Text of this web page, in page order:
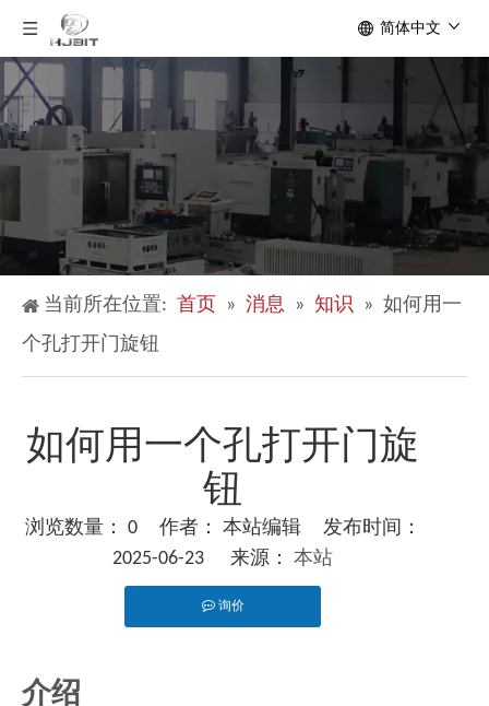
简体中文
当前所在位置: 首页 » 消息 » 知识 » 如何用一
个孔打开门旋钮
如何用一个孔打开门旋
钮
浏览数量： 0作者： 本站编辑 发布时间：
2025-06-23 来源： 本站
询价
介绍